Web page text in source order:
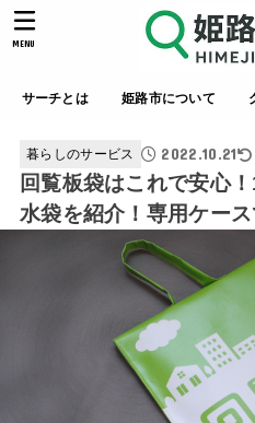
サーチとは 姫路市について
MENU
暮らしのサービス 2022.10.21
回覧板袋はこれで安心
水袋を紹介！専用ケー